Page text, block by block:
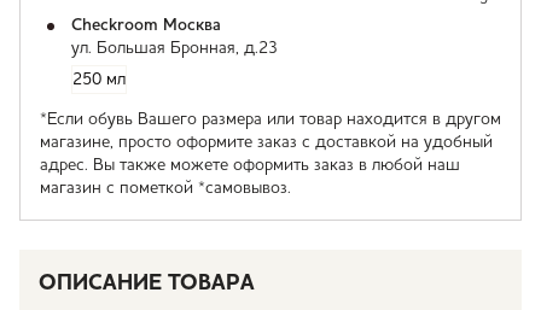
Checkroom Москва
ул. Большая Бронная, д.23
250 мл
*Если обувь Вашего размера или товар находится в другом
магазине, просто оформите заказ с доставкой на удобный
адрес. Вы также можете оформить заказ в любой наш
магазин с пометкой *самовывоз.
ОПИСАНИЕ ТОВАРА